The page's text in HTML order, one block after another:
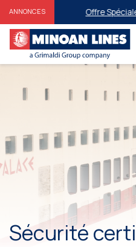
ANNONCES Offre Spéciale
Sécurité